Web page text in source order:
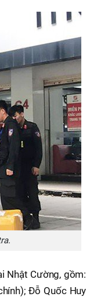
Nhật Cường, gồm:
Đỗ Quốc Huy